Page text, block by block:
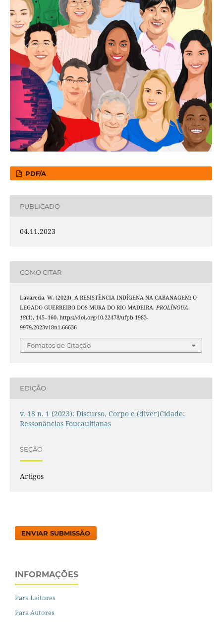
PDF/A
PUBLICADO
04.11.2023
COMO CITAR
Lavareda, W. (2023). A RESISTÊNCIA INDÍGENA NA CABANAGEM: O
LEGADO GUERREIRO DOS MURA DO RIO MADEIRA. PROLÍNGUA,
18(1), 145–160. https://doi.org/10.22478/ufpb.1983-
9979.2023v18n1.66636
Fomatos de Citação
EDIÇÃO
v. 18 n. 1 (2023): Discurso, Corpo e (diver)Cidade:
Ressonâncias Foucaultianas
SEÇÃO
Artigos
ENVIAR SUBMISSÃO
INFORMAÇÕES
Para Leitores
Para Autores